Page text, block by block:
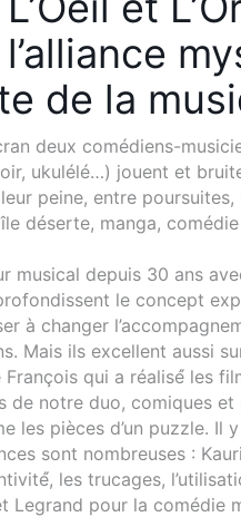
de la
deux comédiens-
ukulélé…) jouent et
peine, entre
déserte, manga,
musical depuis 30 ans
le concept
à changer
Mais ils excellent aussi
qui a réalisé́ les
de notre duo, comiques
les pièces d’un puzzle. Il
sont nombreuses :
les trucages,
Legrand pour la comédie